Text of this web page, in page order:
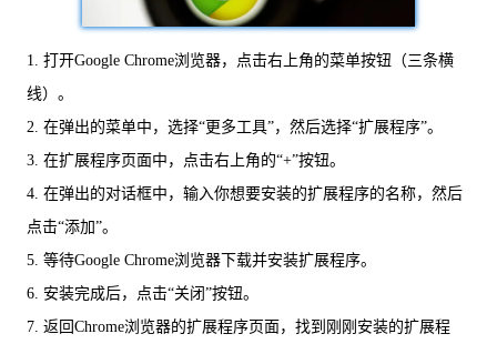
1. 打开Google Chrome浏览器，点击右上角的菜单按钮（三条横
线）。
2. 在弹出的菜单中，选择“更多工具”，然后选择“扩展程序”。
3. 在扩展程序页面中，点击右上角的“+”按钮。
4. 在弹出的对话框中，输入你想要安装的扩展程序的名称，然后
点击“添加”。
5. 等待Google Chrome浏览器下载并安装扩展程序。
6. 安装完成后，点击“关闭”按钮。
7. 返回Chrome浏览器的扩展程序页面，找到刚刚安装的扩展程